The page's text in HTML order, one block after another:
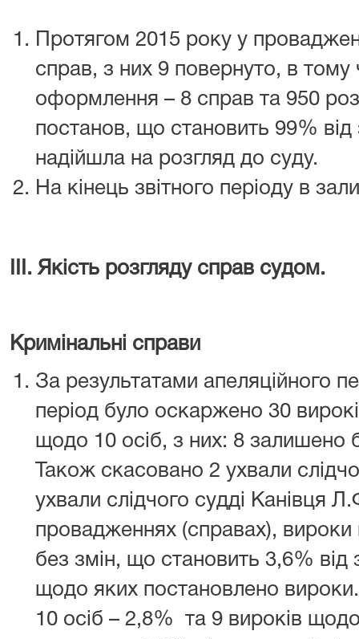
Протягом 2015 року у
справ, з них 9 повернуто, в тому
оформлення – 8 справ та 950
постанов, що становить 99% від
надійшла на розгляд до суду.
На кінець звітного періоду в
ІІІ. Якість розгляду справ судом.
Кримінальні справи
За результатами апеляційного
період було оскаржено 30
щодо 10 осіб, з них: 8 залишено
Також скасовано 2 ухвали
ухвали слідчого судді Канівця
провадженнях (справах),
без змін, що становить 3,6% від
щодо яких постановлено вироки.
10 осіб – 2,8%
та 9 вироків